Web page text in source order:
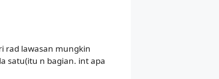
rad lawasan mungkin
satu(itu n bagian. int apa